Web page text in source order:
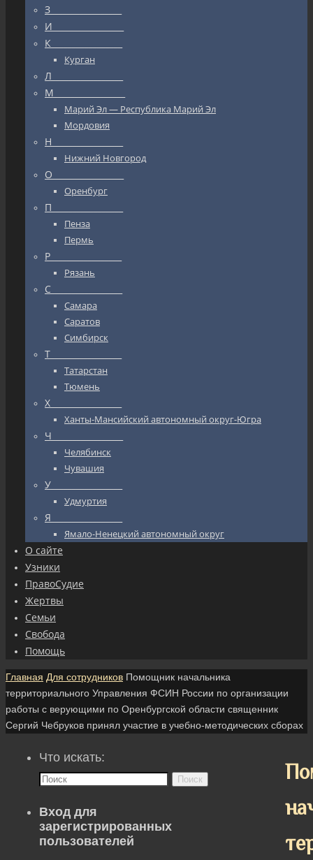
З_________________
И_________________
К_________________
Курган
Л_________________
М_________________
Марий Эл — Республика Марий Эл
Мордовия
Н_________________
Нижний Новгород
О_________________
Оренбург
П_________________
Пенза
Пермь
Р_________________
Рязань
С_________________
Самара
Саратов
Симбирск
Т_________________
Татарстан
Тюмень
Х_________________
Ханты-Мансийский автономный округ-Югра
Ч_________________
Челябинск
Чувашия
У_________________
Удмуртия
Я_________________
Ямало-Ненецкий автономный округ
О сайте
Узники
ПравоСудие
Жертвы
Семьи
Свобода
Помощь
Главная Для сотрудников Помощник начальника
территориального Управления ФСИН России по организации
работы с верующими по Оренбургской области священник
Сергий Чебруков принял участие в учебно-методических сборах
Что искать:
Поиск
Вход для
зарегистрированных
пользователей